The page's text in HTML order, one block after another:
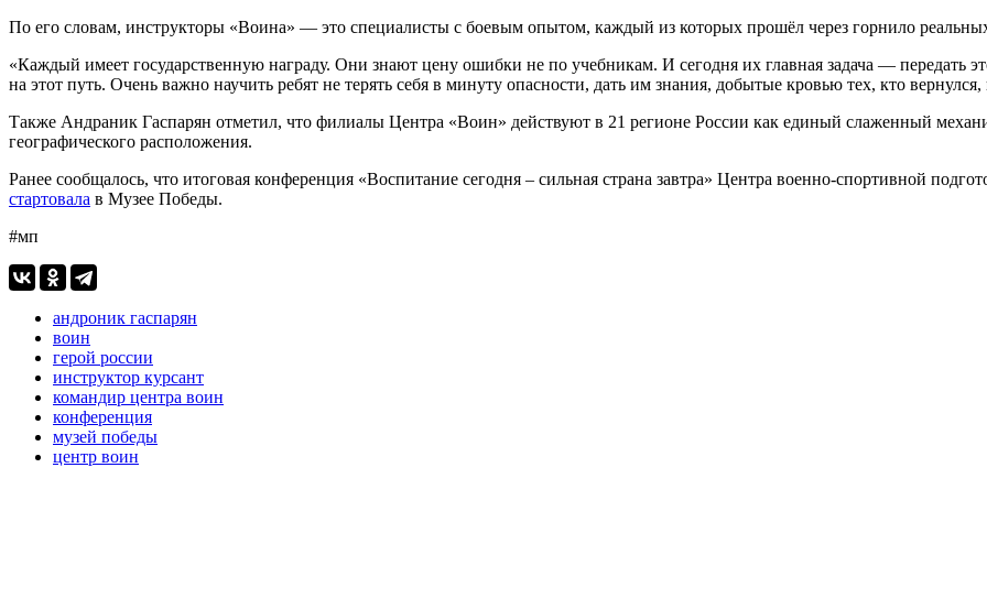
По его словам, инструкторы «Воина» — это специалисты с боевым опытом, каждый из которых прошёл через горнило
«Каждый имеет государственную награду. Они знают цену ошибки не по учебникам. И сегодня их главная задача — передать
на этот путь. Очень важно научить ребят не терять себя в минуту опасности, дать им знания, добытые кровью тех, кто
Также Андраник Гаспарян отметил, что филиалы Центра «Воин» действуют в 21 регионе России как единый слаженный
географического расположения.
Ранее сообщалось, что итоговая конференция «Воспитание сегодня – сильная страна завтра» Центра военно-спортивной
стартовала в Музее Победы.
#мп
андроник гаспарян
воин
герой россии
инструктор курсант
командир центра воин
конференция
музей победы
центр воин